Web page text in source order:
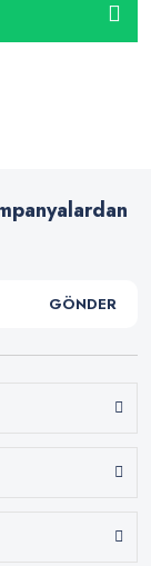
GÖNDER